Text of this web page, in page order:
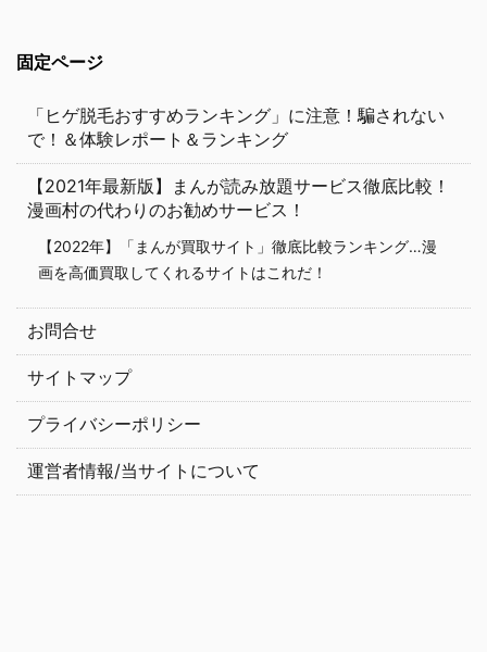
固定ページ
「ヒゲ脱毛おすすめランキング」に注意！騙されない
で！＆体験レポート＆ランキング
【2021年最新版】まんが読み放題サービス徹底比較！
漫画村の代わりのお勧めサービス！
【2022年】「まんが買取サイト」徹底比較ランキング…漫
画を高価買取してくれるサイトはこれだ！
お問合せ
サイトマップ
プライバシーポリシー
運営者情報/当サイトについて